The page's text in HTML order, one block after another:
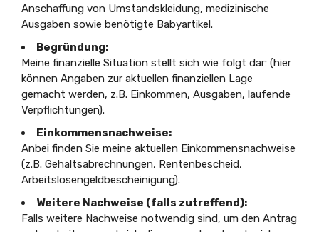
Anschaffung von Umstandskleidung, medizinische
Ausgaben sowie benötigte Babyartikel.
Begründung:
Meine finanzielle Situation stellt sich wie folgt dar: (hier
können Angaben zur aktuellen finanziellen Lage
gemacht werden, z.B. Einkommen, Ausgaben, laufende
Verpflichtungen).
Einkommensnachweise:
Anbei finden Sie meine aktuellen Einkommensnachweise
(z.B. Gehaltsabrechnungen, Rentenbescheid,
Arbeitslosengeldbescheinigung).
Weitere Nachweise (falls zutreffend):
Falls weitere Nachweise notwendig sind, um den Antrag